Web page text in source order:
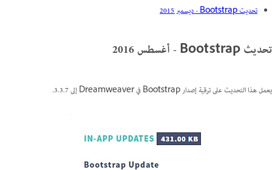
تحديث Bootstrap - ديسمبر 2015
تحديث Bootstrap - أغسطس 2016‎
يعمل هذا التحديث على ترقية إصدار Bootstrap في Dreamweaver إلى 3.3.7.